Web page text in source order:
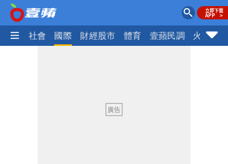
政治 社會 國際 財經股市 體育 壹蘋民調 火線話
「終於能交代」 捐500萬獎學金延續愛
白海豚颱風逼近！鄭明典示警「恐遇黑潮